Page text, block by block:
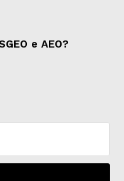
e AEO?